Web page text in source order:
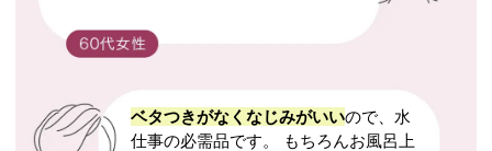
ベタつきがなくなじみがいいので、水
仕事の必需品です。 もちろんお風呂上